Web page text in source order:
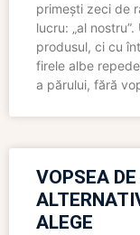
primești zeci de
lucru: „al
produsul, ci cu
firele albe
a părului, fără
VOPSEA
ALEGE